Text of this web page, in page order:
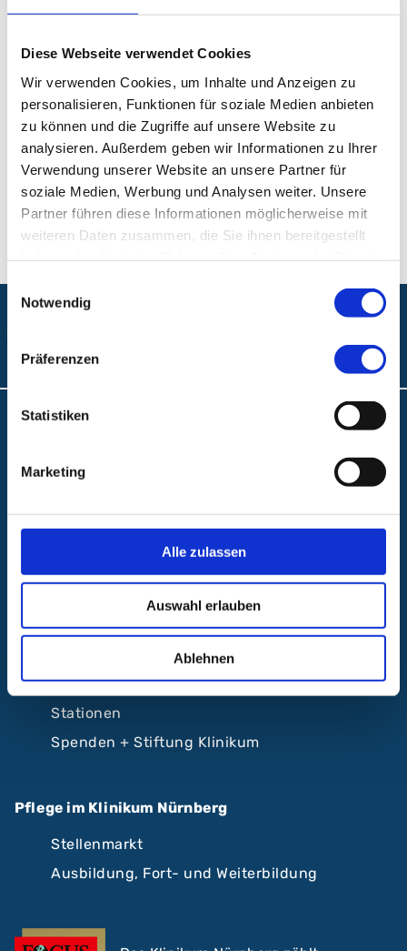
Diese Webseite verwendet Cookies
Wir verwenden Cookies, um Inhalte und Anzeigen zu
personalisieren, Funktionen für soziale Medien anbieten
zu können und die Zugriffe auf unsere Website zu
analysieren. Außerdem geben wir Informationen zu Ihrer
Verwendung unserer Website an unsere Partner für
soziale Medien, Werbung und Analysen weiter. Unsere
Partner führen diese Informationen möglicherweise mit
weiteren Daten zusammen, die Sie ihnen bereitgestellt
Einwilligungsauswahl
Notwendig
Präferenzen
Statistiken
Marketing
Alle zulassen
Auswahl erlauben
Ablehnen
Klinik für Innere Medizin 8, Schwerpunkte
Klinikum Nürnberg, Campus Süd
Breslauer Str. 201
90471 Nürnberg
Telefon: +49 (0) 911 398-2990
Fax:+49 (0) 911 398-7748
A.R.Z. Ambulantes Rehabilitationszentrum
Klinikum Nürnberg
Krankenhäuser Nürnberger Land
Kliniken und Zentren von A-Z
Stationen
Spenden + Stiftung Klinikum
Pflege im Klinikum Nürnberg
Stellenmarkt
Ausbildung, Fort- und Weiterbildung